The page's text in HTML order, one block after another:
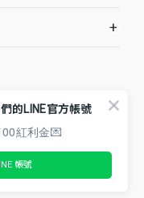
+
的LINE官方帳號
紅利金💌
帳號